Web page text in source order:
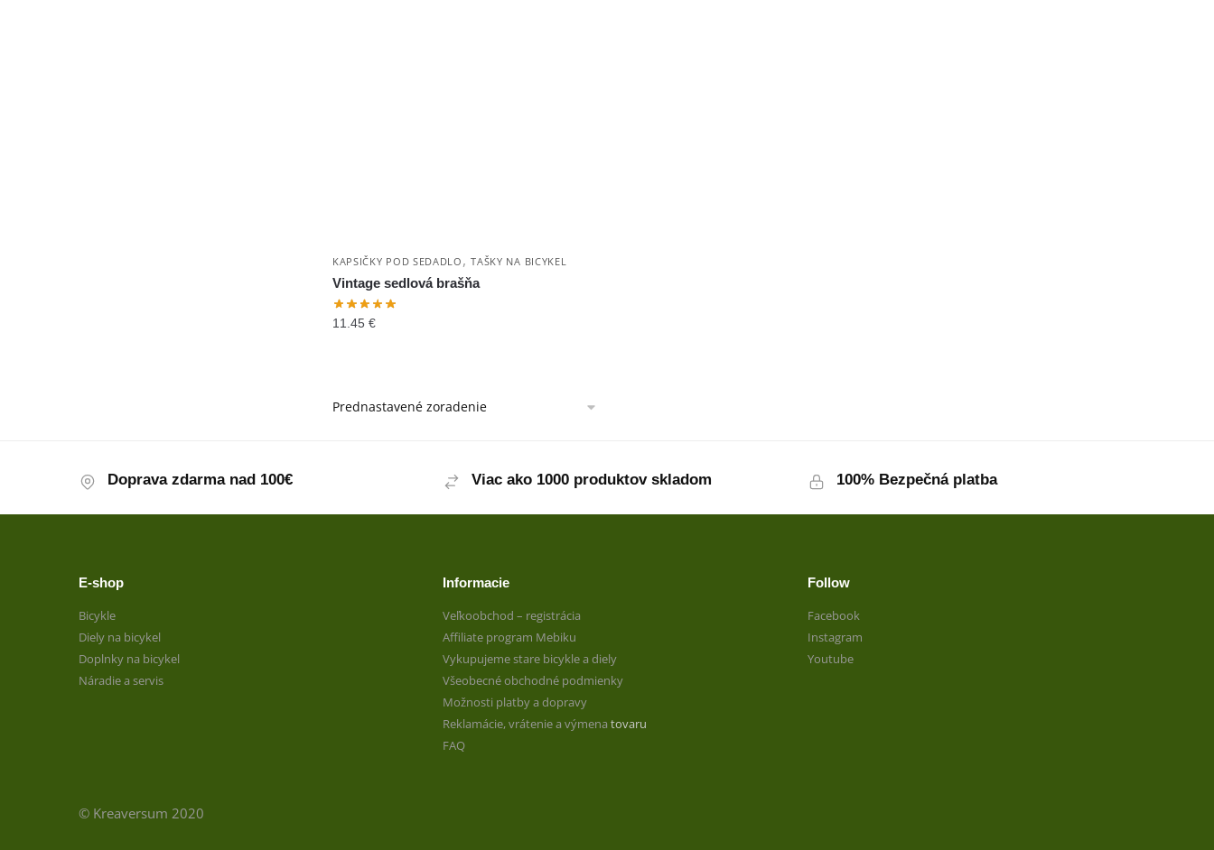
KAPSIČKY POD SEDADLO ,TAŠKY NA BICYKEL
Vintage sedlová brašňa
11.45 €
Doprava zdarma nad 100€ Viac ako 1000 produktov skladom 100% Bezpečná platba
E-shop
Bicykle
Diely na bicykel
Doplnky na bicykel
Náradie a servis
Informacie
Veľkoobchod – registrácia
Affiliate program Mebiku
Vykupujeme stare bicykle a diely
Všeobecné obchodné podmienky
Možnosti platby a dopravy
Reklamácie, vrátenie a výmenatovaru
FAQ
Follow
Facebook
Instagram
Youtube
© Kreaversum 2020